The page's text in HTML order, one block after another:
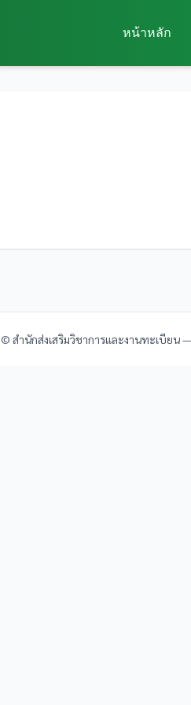
หน้าหลัก
© สำนักส่งเสริมวิชาการและงานทะเบียน